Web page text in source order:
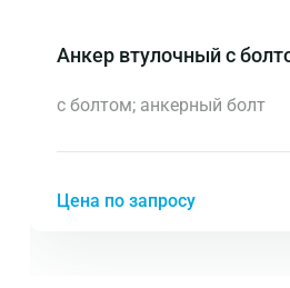
Анкер втулочный с
с болтом; анкерный болт
Цена по запросу